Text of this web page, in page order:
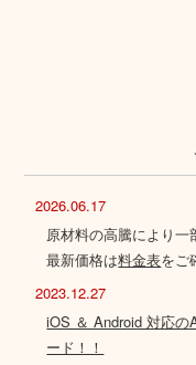
2026.06.17
原材料の高騰により一
最新価格は料金表をご
2023.12.27
iOS ＆ Android 対応の
ード！！